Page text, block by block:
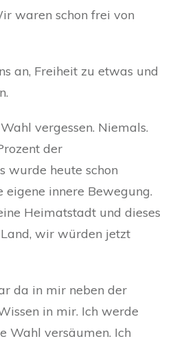
waren schon frei von
an, Freiheit zu etwas und
vergessen. Niemals.
der
wurde heute schon
eigene innere Bewegung.
Heimatstadt und dieses
wir würden jetzt
da in mir neben der
in mir. Ich werde
Wahl versäumen. Ich